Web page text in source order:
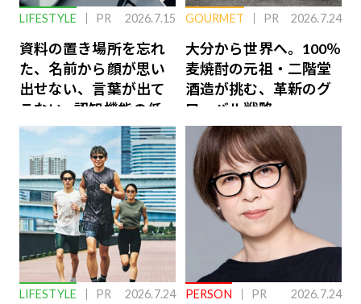
LIFESTYLE PR 2026.7.15
資料の置き場所を忘れ
た、名前から顔が思い
出せない、言葉が出て
こない…認知機能の低
下を救う、脳のインナ
ーケアとは
GOURMET PR 2026.7.24
大分から世界へ。100％
麦焼酎の元祖・二階堂
酒造が挑む、革新のグ
ローバル戦略
LIFESTYLE PR 2026.7.24 PERSON PR 2026.7.24